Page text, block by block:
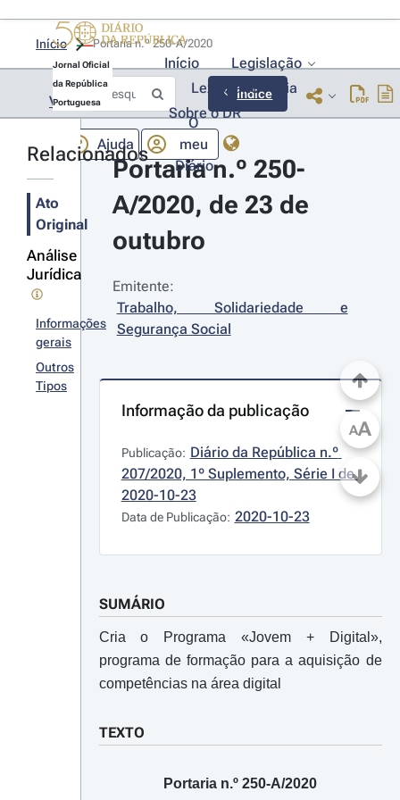
Jornal Oficial
da República
Portuguesa
Início
Legislação
Lexionário
Lia
Sobre o DR
Ajuda
O
meu
Diário
Início
Voltar Índice
Relacionados
Ato
Original
Análise
Jurídica
Informações
gerais
Outros
Tipos
Portaria n.º 250-
A/2020, de 23 de
outubro
Emitente:
Trabalho, Solidariedade e
Segurança Social
Informação da publicação
Publicação: Diário da República n.º
207/2020, 1º Suplemento, Série I de
2020-10-23
Data de Publicação: 2020-10-23
SUMÁRIO
Cria o Programa «Jovem + Digital»,
programa de formação para a aquisição de
competências na área digital
TEXTO
Portaria n.º 250-A/2020
AA